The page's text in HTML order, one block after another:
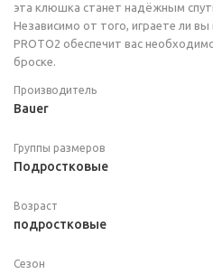
эта клюшка станет надёжным
Независимо от того, играете ли
PROTO2 обеспечит вас
броске.
Производитель
Bauer
Группы размеров
Подростковые
Возраст
подростковые
Сезон